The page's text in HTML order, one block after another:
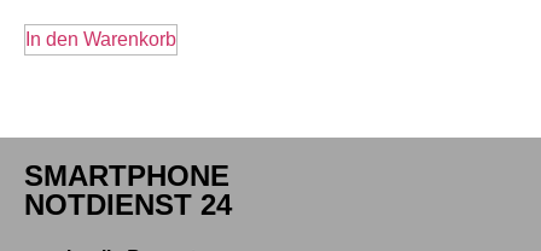
In den Warenkorb
SMARTPHONE
NOTDIENST 24